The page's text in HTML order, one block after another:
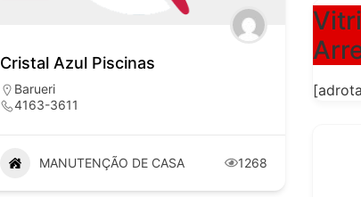
Cristal Azul Piscinas
Barueri
4163-3611
MANUTENÇÃO DE CASA 1268